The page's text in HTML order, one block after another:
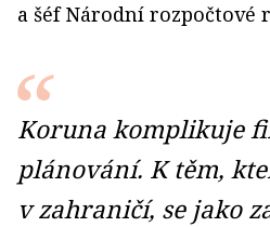
a šéf Národní rozpočtové
Koruna komplikuje
plánování. K těm,
v zahraničí, se jako